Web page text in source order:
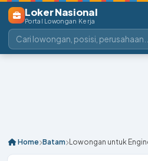
Loker Nasional
Portal Lowongan Kerja
Home Batam Lowongan untuk